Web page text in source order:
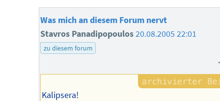
Was mich an diesem Forum nervt
Stavros Panadipopoulos20.08.2005 22:01
zu diesem forum
Kalipsera!